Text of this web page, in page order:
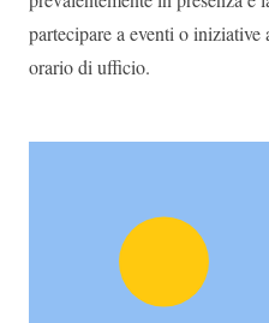
partecipare a eventi o
orario di ufficio.